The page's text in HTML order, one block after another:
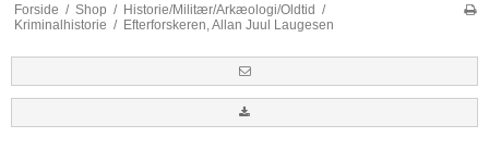
Forside / Shop / Historie/Militær/Arkæologi/Oldtid /
Kriminalhistorie / Efterforskeren, Allan Juul Laugesen